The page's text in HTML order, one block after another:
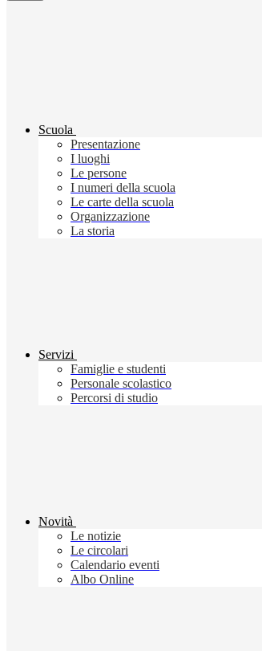
Scuola
Presentazione
I luoghi
Le persone
I numeri della scuola
Le carte della scuola
Organizzazione
La storia
Servizi
Famiglie e studenti
Personale scolastico
Percorsi di studio
Novità
Le notizie
Le circolari
Calendario eventi
Albo Online